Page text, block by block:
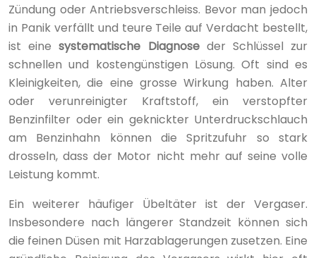
Zündung oder Antriebsverschleiss. Bevor man jedoch
in Panik verfällt und teure Teile auf Verdacht bestellt,
ist einesystematische Diagnoseder Schlüssel zur
schnellen und kostengünstigen Lösung. Oft sind es
Kleinigkeiten, die eine grosse Wirkung haben. Alter
oder verunreinigter Kraftstoff, ein verstopfter
Benzinfilter oder ein geknickter Unterdruckschlauch
am Benzinhahn können die Spritzufuhr so stark
drosseln, dass der Motor nicht mehr auf seine volle
Leistung kommt.
Ein weiterer häufiger Übeltäter ist der Vergaser.
Insbesondere nach längerer Standzeit können sich
die feinen Düsen mit Harzablagerungen zusetzen. Eine